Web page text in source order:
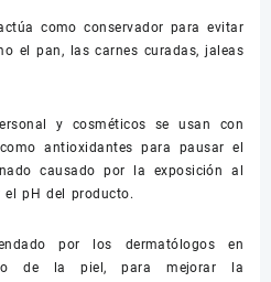
como conservador para evitar
el pan, las carnes curadas, jaleas
y cosméticos se usan con
antioxidantes para pausar el
causado por la exposición al
pH del producto.
por los dermatólogos en
de la piel, para mejorar la